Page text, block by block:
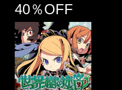
40％OFF